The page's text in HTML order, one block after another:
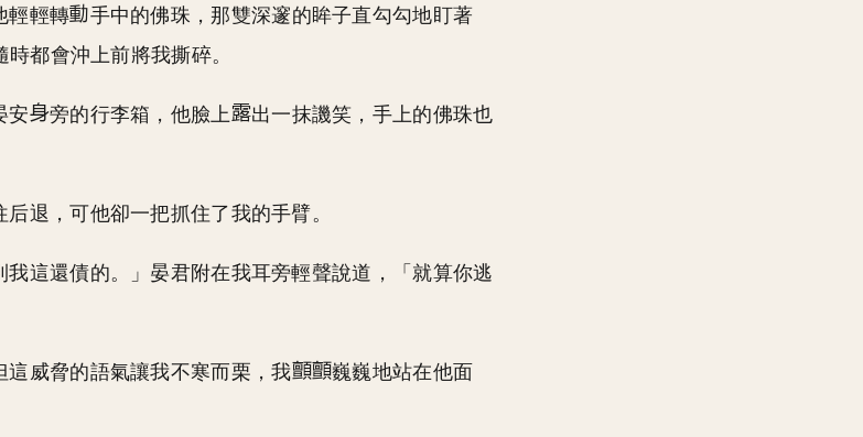
輕輕轉
手中的佛珠，那雙深邃的眸子直勾勾地盯著
都會沖上前將我撕碎。
安 旁的行李箱，他臉上
出一抹譏笑，手上的佛珠也
退，可他卻一把抓住了我的手臂。
我這還債的。」晏君附在我耳旁輕聲說道，「就算你逃
這威脅的語氣讓我不寒而栗，我
巍巍地站在他面